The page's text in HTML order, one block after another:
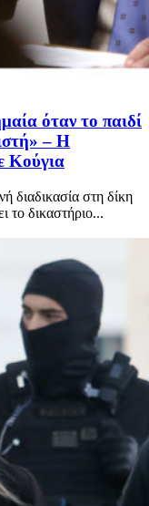
όταν το παιδί
– Η
Κούγια
διαδικασία στη δίκη
το δικαστήριο...